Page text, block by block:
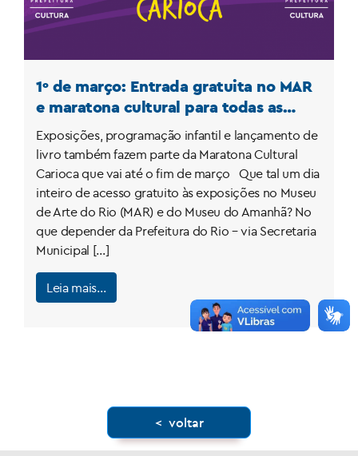
1º de março: Entrada gratuita no MAR
e maratona cultural para todas as
idades em destaque no mês do
aniversário do Rio
Exposições, programação infantil e lançamento de
livro também fazem parte da Maratona Cultural
Carioca que vai até o fim de março Que tal um dia
inteiro de acesso gratuito às exposições no Museu
de Arte do Rio (MAR) e do Museu do Amanhã? No
que depender da Prefeitura do Rio – via Secretaria
Municipal […]
Leia mais…
< voltar